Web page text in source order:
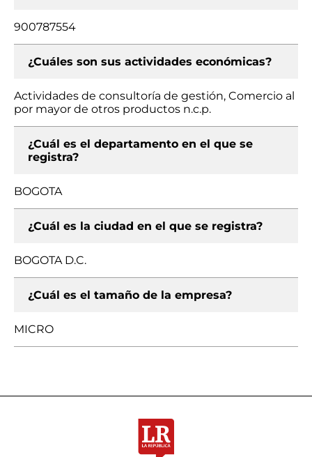
900787554
¿Cuáles son sus actividades económicas?
Actividades de consultoría de gestión, Comercio al
por mayor de otros productos n.c.p.
¿Cuál es el departamento en el que se
registra?
BOGOTA
¿Cuál es la ciudad en el que se registra?
BOGOTA D.C.
¿Cuál es el tamaño de la empresa?
MICRO